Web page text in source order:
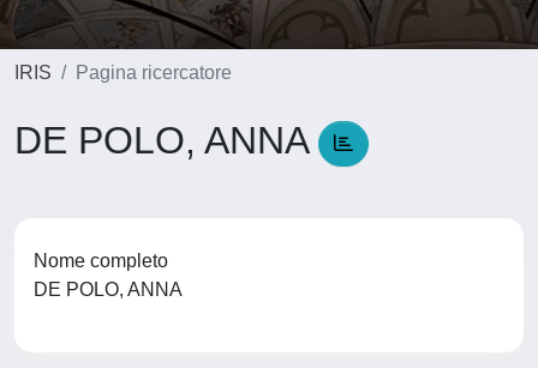
IRIS Pagina ricercatore
DE POLO, ANNA
Nome completo
DE POLO, ANNA